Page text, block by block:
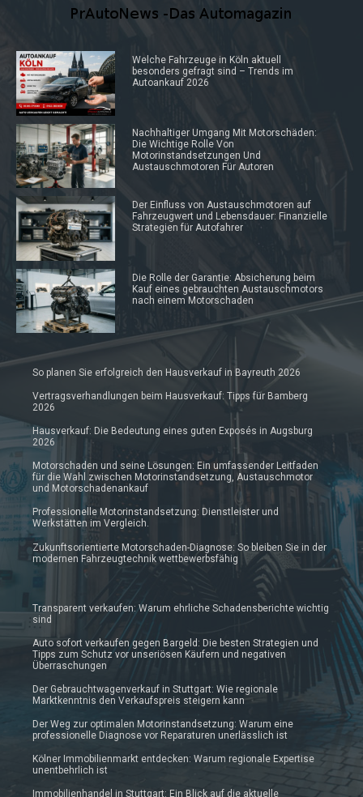
Welche Fahrzeuge in Köln aktuell
besonders gefragt sind – Trends im
Autoankauf 2026
Nachhaltiger Umgang Mit Motorschäden:
Die Wichtige Rolle Von
Motorinstandsetzungen Und
Austauschmotoren Für Autoren
Der Einfluss von Austauschmotoren auf
Fahrzeugwert und Lebensdauer: Finanzielle
Strategien für Autofahrer
Die Rolle der Garantie: Absicherung beim
Kauf eines gebrauchten Austauschmotors
nach einem Motorschaden
So planen Sie erfolgreich den Hausverkauf in Bayreuth 2026
Vertragsverhandlungen beim Hausverkauf: Tipps für Bamberg
2026
Hausverkauf: Die Bedeutung eines guten Exposés in Augsburg
2026
Motorschaden und seine Lösungen: Ein umfassender Leitfaden
für die Wahl zwischen Motorinstandsetzung, Austauschmotor
und Motorschadenankauf
Professionelle Motorinstandsetzung: Dienstleister und
Werkstätten im Vergleich.
Zukunftsorientierte Motorschaden-Diagnose: So bleiben Sie in der
modernen Fahrzeugtechnik wettbewerbsfähig
Transparent verkaufen: Warum ehrliche Schadensberichte wichtig
sind
Auto sofort verkaufen gegen Bargeld: Die besten Strategien und
Tipps zum Schutz vor unseriösen Käufern und negativen
Überraschungen
Der Gebrauchtwagenverkauf in Stuttgart: Wie regionale
Marktkenntnis den Verkaufspreis steigern kann
Der Weg zur optimalen Motorinstandsetzung: Warum eine
professionelle Diagnose vor Reparaturen unerlässlich ist
Kölner Immobilienmarkt entdecken: Warum regionale Expertise
unentbehrlich ist
Immobilienhandel in Stuttgart: Ein Blick auf die aktuelle